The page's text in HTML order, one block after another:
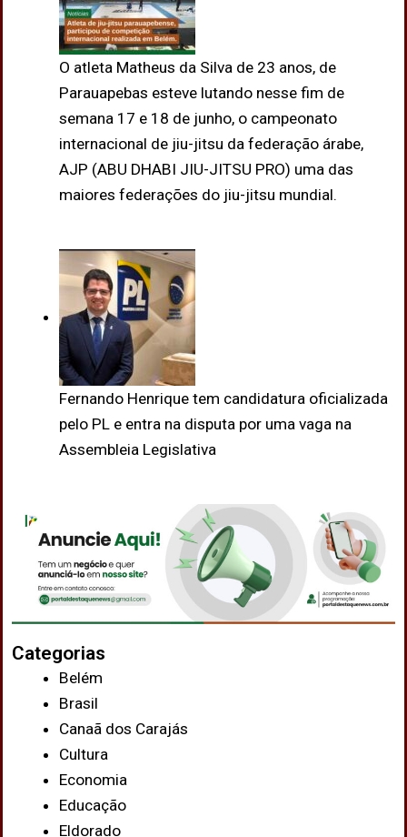
O atleta Matheus da Silva de 23 anos, de
Parauapebas esteve lutando nesse fim de
semana 17 e 18 de junho, o campeonato
internacional de jiu-jitsu da federação árabe,
AJP (ABU DHABI JIU-JITSU PRO) uma das
maiores federações do jiu-jitsu mundial.
Fernando Henrique tem candidatura oficializada
pelo PL e entra na disputa por uma vaga na
Assembleia Legislativa
Categorias
Belém
Brasil
Canaã dos Carajás
Cultura
Economia
Educação
Eldorado